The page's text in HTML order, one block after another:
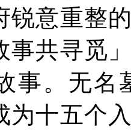
锐意重整
事共寻觅
事。无名
为十五个